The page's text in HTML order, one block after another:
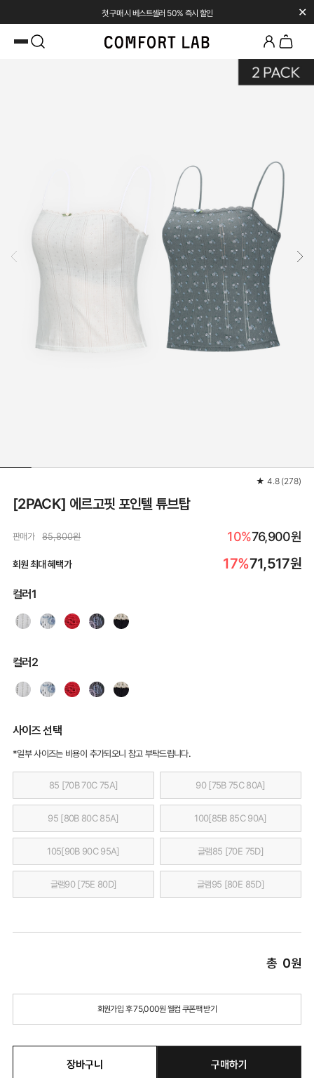
첫 구매 시 베스트셀러 50% 즉시 할인 ✕
★ 4.8 (278)
[2PACK] 에르고핏 포인텔 튜브탑
판매가 85,800원 10%76,900원
회원 최대 혜택가 17%71,517원
컬러1
컬러2
사이즈 선택
*일부 사이즈는 비용이 추가되오니 참고 부탁드립니다.
85 [70B 70C 75A] 90 [75B 75C 80A]
95 [80B 80C 85A] 100[85B 85C 90A]
105[90B 90C 95A] 글램85 [70E 75D]
글램90 [75E 80D] 글램95 [80E 85D]
총 0원
회원가입 후 75,000원 웰컴 쿠폰팩 받기
장바구니 구매하기